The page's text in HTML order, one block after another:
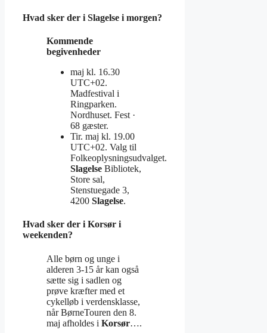
Hvad sker der i Slagelse i morgen?
Kommende
begivenheder
maj kl. 16.30
UTC+02.
Madfestival i
Ringparken.
Nordhuset. Fest ·
68 gæster.
Tir. maj kl. 19.00
UTC+02. Valg til
Folkeoplysningsudvalget.
Slagelse Bibliotek,
Store sal,
Stenstuegade 3,
4200 Slagelse.
Hvad sker der i Korsør i
weekenden?
Alle børn og unge i
alderen 3-15 år kan også
sætte sig i sadlen og
prøve kræfter med et
cykelløb i verdensklasse,
når BørneTouren den 8.
maj afholdes i Korsør….